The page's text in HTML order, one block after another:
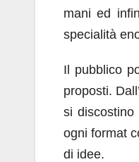
mani ed
specialità
Il pubblico
proposti.
si discostino
ogni format
di idee.